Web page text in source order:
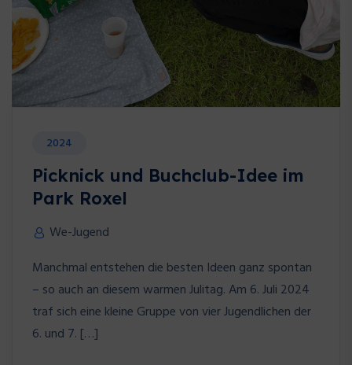
2024
Picknick und Buchclub-Idee im
Park Roxel
We-Jugend
Manchmal entstehen die besten Ideen ganz spontan
– so auch an diesem warmen Julitag. Am 6. Juli 2024
traf sich eine kleine Gruppe von vier Jugendlichen der
6. und 7. […]